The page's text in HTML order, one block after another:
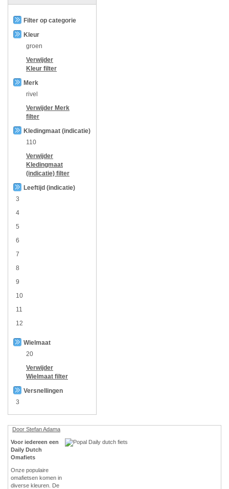
Filter op categorie
Kleur
groen
Verwijder
Kleur filter
Merk
rivel
Verwijder Merk
filter
Kledingmaat (indicatie)
110
Verwijder
Kledingmaat
(indicatie) filter
Leeftijd (indicatie)
3
4
5
6
7
8
9
10
11
12
Wielmaat
20
Verwijder
Wielmaat filter
Versnellingen
3
Door Stefan Adama
Voor iedereen een
Daily Dutch
Omafiets
Onze populaire
omafietsen komen in
diverse kleuren. De